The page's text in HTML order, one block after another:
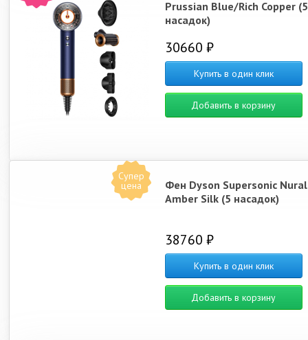
Prussian Blue/Rich Copper (5
насадок)
30660 ₽
Купить в один клик
Добавить в корзину
Супер
цена
Фен Dyson Supersonic
Amber Silk (5 насадок)
38760 ₽
Купить в один клик
Добавить в корзину